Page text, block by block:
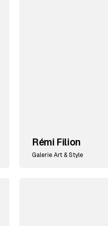
Rémi Filion
Galerie Art & Style